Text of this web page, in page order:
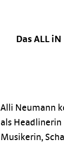
Das ALL
Alli Neumann
als
Musikerin,